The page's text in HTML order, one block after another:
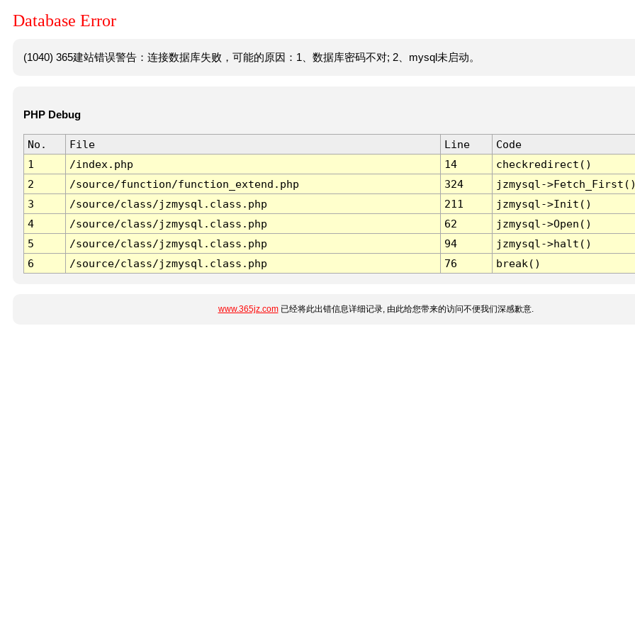
Database Error
(1040) 365建站错误警告：连接数据库失败，可能的原因：1、数据库密码不对; 2、mysql未启动。
PHP Debug
No. File Line
Code
1
/index.php 14
checkredirect()
2
/source/function/function_extend.php 324
jzmysql-
3
/source/class/jzmysql.class.php 211
jzmysql->Init()
4
/source/class/jzmysql.class.php 62
jzmysql->Open()
5
/source/class/jzmysql.class.php 94
jzmysql->halt()
6
/source/class/jzmysql.class.php 76 break()
www.365jz.com已经将此出错信息详细记录, 由此给您带来的访问不便我们深感歉意.